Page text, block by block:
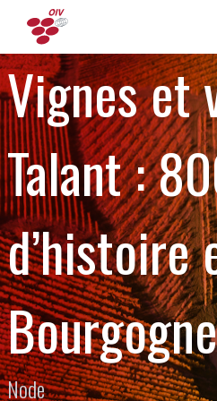
Vignes et
Talant :
d’histoire
Bourgogne
Node